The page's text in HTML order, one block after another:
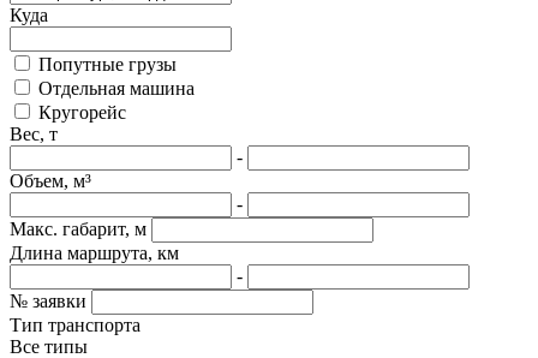
Куда
Попутные грузы
Отдельная машина
Кругорейс
Вес, т
-
Объем, м³
-
Макс. габарит, м
Длина маршрута, км
-
№ заявки
Тип транспорта
Все типы